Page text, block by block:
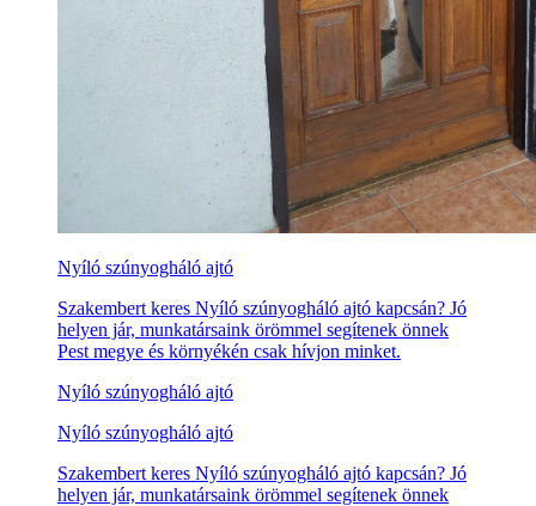
Nyíló szúnyogháló ajtó
Szakembert keres Nyíló szúnyogháló ajtó kapcsán? Jó
helyen jár, munkatársaink örömmel segítenek önnek
Pest megye és környékén csak hívjon minket.
Nyíló szúnyogháló ajtó
Nyíló szúnyogháló ajtó
Szakembert keres Nyíló szúnyogháló ajtó kapcsán? Jó
helyen jár, munkatársaink örömmel segítenek önnek